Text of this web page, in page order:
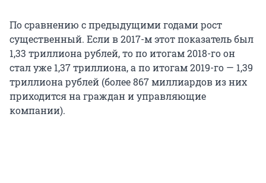
По сравнению с предыдущими годами рост
существенный. Если в 2017-м этот показатель был
1,33 триллиона рублей, то по итогам 2018-го он
стал уже 1,37 триллиона, а по итогам 2019-го — 1,39
триллиона рублей (более 867 миллиардов из них
приходится на граждан и управляющие
компании).